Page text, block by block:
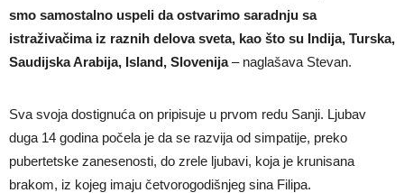
smo samostalno uspeli da ostvarimo saradnju sa
istraživačima iz raznih delova sveta, kao što su Indija, Turska,
Saudijska Arabija, Island, Slovenija– naglašava Stevan.
Sva svoja dostignuća on pripisuje u prvom redu Sanji. Ljubav
duga 14 godina počela je da se razvija od simpatije, preko
pubertetske zanesenosti, do zrele ljubavi, koja je krunisana
brakom, iz kojeg imaju četvorogodišnjeg sina Filipa.